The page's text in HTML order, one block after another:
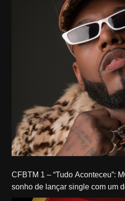
CFBTM 1 – “Tudo Aconteceu”: MC Du Black realiza
sonho de lançar single com um